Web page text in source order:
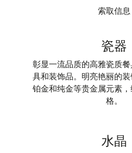
索取信息
瓷器
彰显一流品质的高雅瓷质
具和装饰品。明亮艳丽的
铂金和纯金等贵金属元素
格。
水晶